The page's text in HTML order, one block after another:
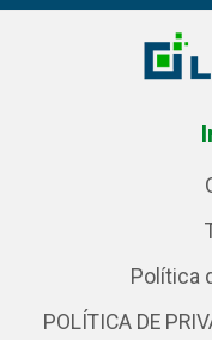
Política
POLÍTICA DE